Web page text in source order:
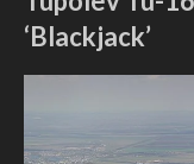
‘Blackjack’